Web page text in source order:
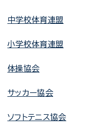
中学校体育連盟
小学校体育連盟
体操協会
サッカー協会
ソフトテニス協会